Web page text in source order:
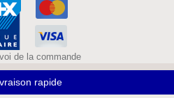
de la commande
rapide